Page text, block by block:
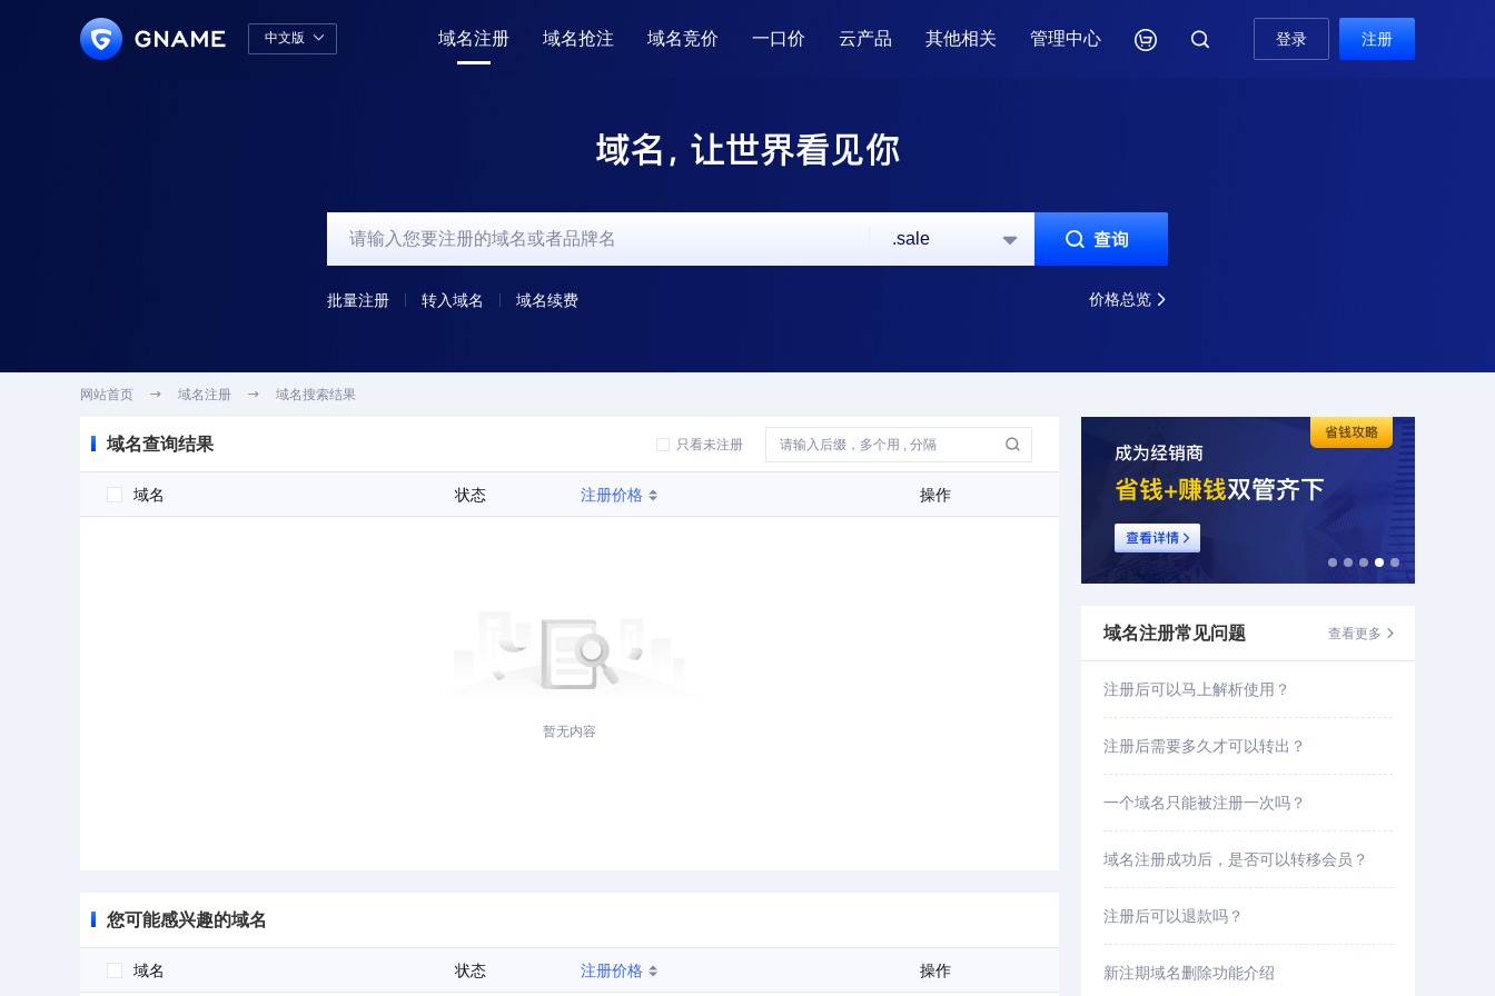
中文版  域名注册 域名抢注 域名竞价 一口价 云产品 其他相关 管理中心  登录 注册

.sale   
批量注册 转入域名 域名续费 价格总览 
网站首页  域名注册  域名搜索结果
域名查询结果 只看未注册 
域名 状态 注册价格 操作
暂无内容
您可能感兴趣的域名
域名 状态 注册价格 操作
域名注册常见问题 查看更多 
注册后可以马上解析使用？
注册后需要多久才可以转出？
一个域名只能被注册一次吗？
域名注册成功后，是否可以转移会员？
注册后可以退款吗？
新注期域名删除功能介绍